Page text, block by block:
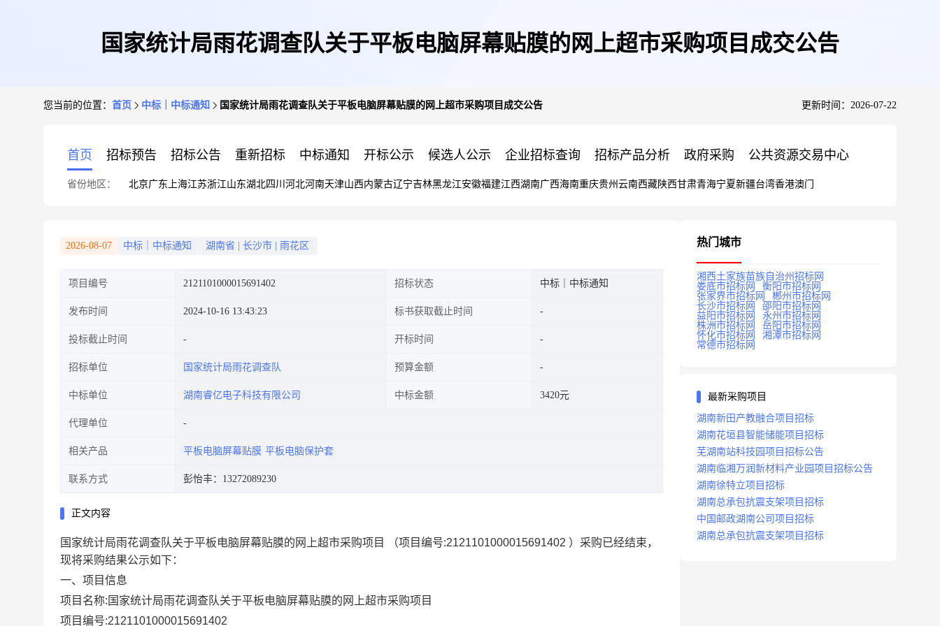
国家统计局雨花调查队关于平板电脑屏幕贴膜的网上超市采购项目成交公告
您当前的位置： 首页 中标｜中标通知 国家统计局雨花调查队关于平板电脑屏幕贴膜的网上超市采购项目成交公告 更新时间：2026-07-22
首页 招标预告 招标公告 重新招标 中标通知 开标公示 候选人公示 企业招标查询 招标产品分析 政府采购 公共资源交易中心
省份地区： 北京广东 上海江苏浙江山东湖北四川 河北河南天津山西内蒙古辽宁吉林黑龙江安徽福建江西湖南广西海南重庆贵州 云南西藏陕西甘肃青海宁夏新疆台湾香港澳门
2026-08-07 中标｜中标通知 湖南省 长沙市 雨花区
项目编号 2121101000015691402 招标状态 中标｜中标通知
发布时间 2024-10-16 13:43:23 标书获取截止时间
投标截止时间 开标时间
招标单位 国家统计局雨花调查队 预算金额
中标单位 湖南睿亿电子科技有限公司 中标金额 3420元
代理单位
相关产品 平板电脑屏幕贴膜 平板电脑保护套
联系方式 彭怡丰：13272089230
正文内容
国家统计局雨花调查队关于平板电脑屏幕贴膜的网上超市采购项目 （项目编号:2121101000015691402 ）采购已经结束，
现将采购结果公示如下：
一、项目信息
项目名称:国家统计局雨花调查队关于平板电脑屏幕贴膜的网上超市采购项目
项目编号:2121101000015691402
热门城市
湘西土家族苗族自治州招标网
娄底市招标网
衡阳市招标网
张家界市招标网
郴州市招标网
长沙市招标网
邵阳市招标网
益阳市招标网
永州市招标网
株洲市招标网
岳阳市招标网
怀化市招标网
湘潭市招标网
常德市招标网
最新采购项目
湖南新田产教融合项目招标
湖南花垣县智能储能项目招标
芜湖南站科技园项目招标公告
湖南临湘万润新材料产业园项目招标公告
湖南徐特立项目招标
湖南总承包抗震支架项目招标
中国邮政湖南公司项目招标
湖南总承包抗震支架项目招标